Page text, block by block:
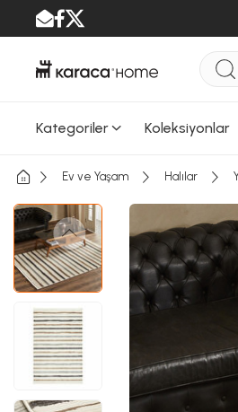
Kategoriler Koleksiyonlar
Ev ve Yaşam Halılar